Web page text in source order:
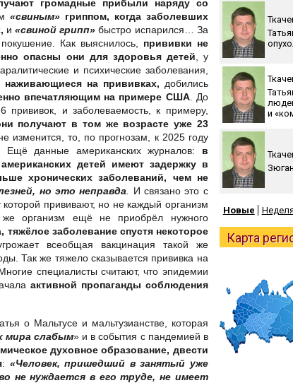
громадные прибыли
наряду со
«свиным» гриппом, когда заболевших
и«свиной грипп» быстро испарился… За
Как выяснилось,
прививки не
опасны они для здоровья детей , у
и психические заболевания,
наживающиеся на прививках, добились
впечатляющим на примере США. До
и заболеваемость, к примеру,
получают в том же возрасте уже 23
изменится, то, по прогнозам, к 2025 году
Ещё данные американских журналов: в
детей имеют задержку в
хронических заболеваний, чем не
но это неправда
И связано это с
прививают, но не каждый организм
же организм ещё не приобрёл нужного
заболевание спустя некоторое
всеобщая вакцинация такой же
Так же тяжело сказывается прививка на
специалисты считают, что эпидемии
активной пропаганды соблюдения
о Мальтусе и мальтузианстве, которая
мира слабым» и в события с пандемией в
духовное образование, двести
: «Человек, пришедший в занятый уже
не нуждается в его труде, не имеет
и
Новые Неделя
Карта